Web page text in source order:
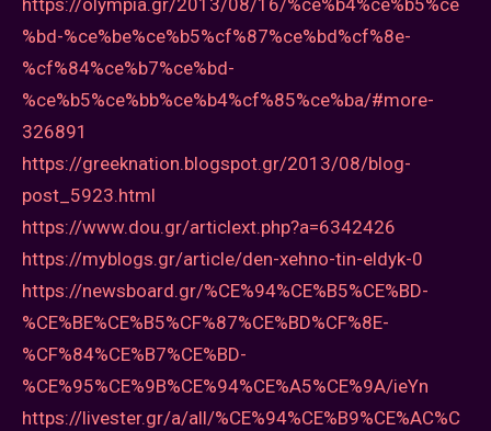
https://olympia.gr/2013/08/16/%ce%b4%ce%b5%ce
%bd-%ce%be%ce%b5%cf%87%ce%bd%cf%8e-
%cf%84%ce%b7%ce%bd-
%ce%b5%ce%bb%ce%b4%cf%85%ce%ba/#more-
326891
https://greeknation.blogspot.gr/2013/08/blog-
post_5923.html
https://www.dou.gr/articlext.php?a=6342426
https://myblogs.gr/article/den-xehno-tin-eldyk-0
https://newsboard.gr/%CE%94%CE%B5%CE%BD-
%CE%BE%CE%B5%CF%87%CE%BD%CF%8E-
%CF%84%CE%B7%CE%BD-
%CE%95%CE%9B%CE%94%CE%A5%CE%9A/ieYn
https://livester.gr/a/all/%CE%94%CE%B9%CE%AC%C